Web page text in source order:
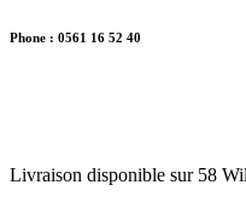
Phone : 0561 16 52 40
Livraison disponible sur 58